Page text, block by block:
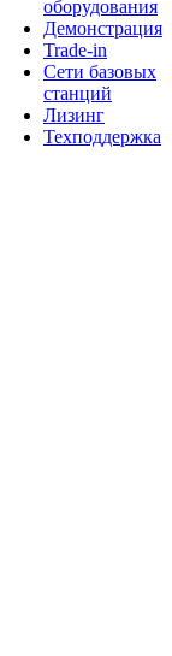
оборудования
Демонстрация
Trade-in
Сети базовых
станций
Лизинг
Техподдержка